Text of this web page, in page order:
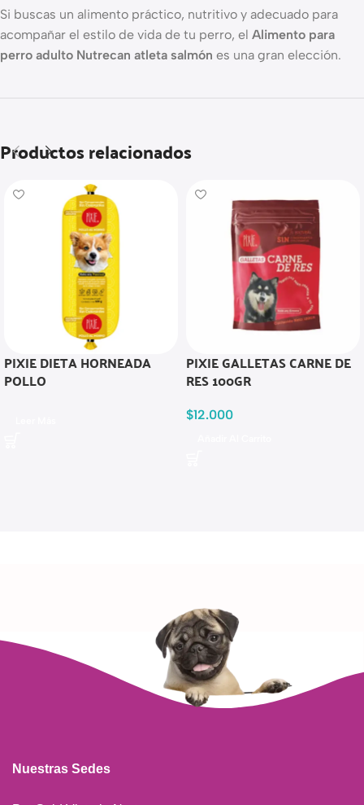
Si buscas un alimento práctico, nutritivo y adecuado para
acompañar el estilo de vida de tu perro, el Alimento para
perro adulto Nutrecan atleta salmón es una gran elección.
Productos relacionados
PIXIE DIETA HORNEADA
POLLO
PIXIE GALLETAS CARNE DE
RES 100GR
$12.000
Nuestras Sedes